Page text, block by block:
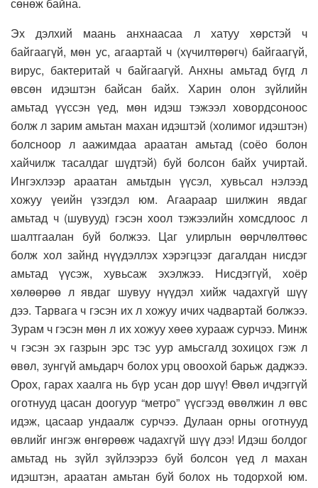
сөнөж байна.
Эх дэлхий маань анхнаасаа л хатуу хөрстэй ч
байгаагүй, мөн ус, агаартай ч (хүчилтөрөгч) байгаагүй,
вирус, бактеритай ч байгаагүй. Анхны амьтад бүгд л
өвсөн идэштэн байсан байх. Харин олон зүйлийн
амьтад үүссэн үед, мөн идэш тэжээл ховордсоноос
болж л зарим амьтан махан идэштэй (холимог идэштэн)
болсноор л аажимдаа араатан амьтад (соёо болон
хайчилж тасалдаг шүдтэй) буй болсон байх учиртай.
Ингэхлээр араатан амьтдын үүсэл, хувьсал нэлээд
хожуу үеийн үзэгдэл юм. Агаараар шилжин явдаг
амьтад ч (шувууд) гэсэн хоол тэжээлийн хомсдлоос л
шалтгаалан буй болжээ. Цаг улирлын өөрчлөлтөөс
болж хол зайнд нүүдэллэх хэрэгцээг дагалдан нисдэг
амьтад үүсэж, хувьсаж эхэлжээ. Нисдэггүй, хоёр
хөлөөрөө л явдаг шувуу нүүдэл хийж чадахгүй шүү
дээ. Тарвага ч гэсэн их л хожуу ичих чадвартай болжээ.
Зурам ч гэсэн мөн л их хожуу хөеө хурааж сурчээ. Минж
ч гэсэн эх газрын эрс тэс уур амьсгалд зохицох гэж л
өвөл, зунгүй амьдарч болох урц овоохой барьж даджээ.
Орох, гарах хаалга нь бүр усан дор шүү! Өвөл ичдэггүй
оготнууд цасан доогуур “метро” үүсгээд өвөлжин л өвс
идэж, цасаар ундаалж сурчээ. Дулаан орны оготнууд
өвлийг ингэж өнгөрөөж чадахгүй шүү дээ! Идэш болдог
амьтад нь зүйл зүйлээрээ буй болсон үед л махан
идэштэн, араатан амьтан буй болох нь тодорхой юм.